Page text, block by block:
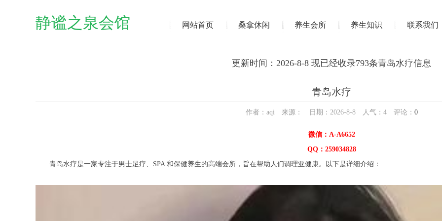
静谧之泉会馆 网站首页 桑拿休闲 养生会所 养生知识 联系我们
更新时间：2026-8-8 现已经收录793条青岛水疗信息
青岛水疗
作者：aqi 来源： 日期：2026-8-8 人气： 4评论： 0
微信：A-A6652
QQ：259034828
青岛水疗是一家专注于男士足疗、SPA 和保健养生的高端会所，旨在帮助人们调理亚健康。以下是详细介绍：